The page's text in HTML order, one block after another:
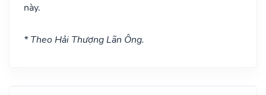
này.
* Theo Hải Thượng Lãn Ông.